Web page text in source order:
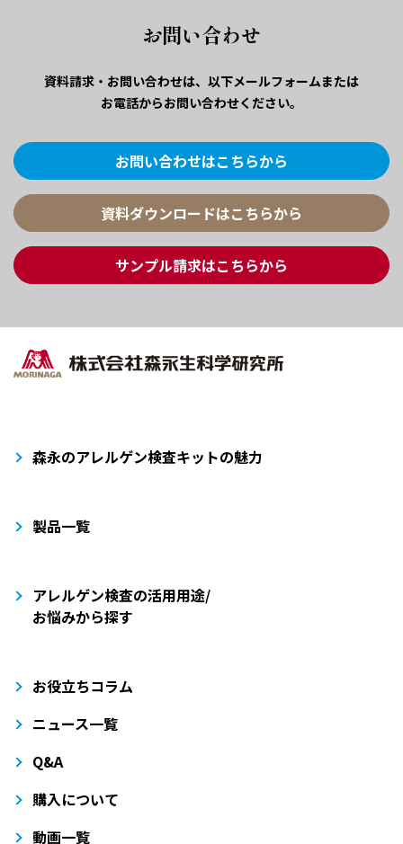
お問い合わせ
資料請求・お問い合わせは、 以下メールフォームまたは
お電話からお問い合わせください。
お問い合わせはこちらから
資料ダウンロードはこちらから
サンプル請求はこちらから
森永のアレルゲン検査キットの魅力
製品一覧
アレルゲン検査の活用用途/
お悩みから探す
お役立ちコラム
ニュース一覧
Q&A
購入について
動画一覧